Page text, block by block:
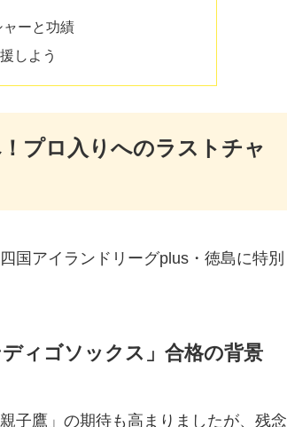
ーと功績
しよう
プロ入りへのラストチャ
国アイランドリーグplus・徳島に特別
ィゴソックス」合格の背景
子鷹」の期待も高まりましたが、残念